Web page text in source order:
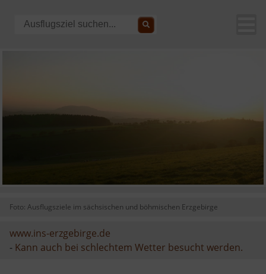
Foto: Ausflugsziele im sächsischen und böhmischen Erzgebirge
www.ins-erzgebirge.de
- Kann auch bei schlechtem Wetter besucht werden.